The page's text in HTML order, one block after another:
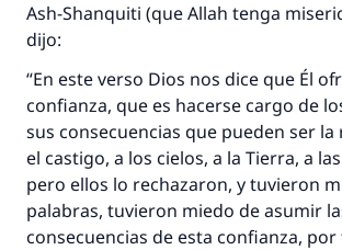
Ash-Shanquiti (que Allah tenga
dijo:
“En este verso Dios nos dice que Él
confianza, que es hacerse cargo de
sus consecuencias que pueden ser la
el castigo, a los cielos, a la Tierra, a
pero ellos lo rechazaron, y tuvieron
palabras, tuvieron miedo de asumir
consecuencias de esta confianza,